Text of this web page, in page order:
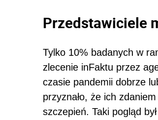
Przedstawiciele
Tylko 10% badanych w
zlecenie inFaktu przez
czasie pandemii dobrze
przyznało, że ich
szczepień. Taki pogląd